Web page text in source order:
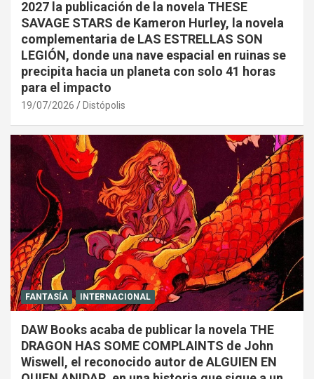
2027 la publicación de la novela THESE
SAVAGE STARS de Kameron Hurley, la novela
complementaria de LAS ESTRELLAS SON
LEGIÓN, donde una nave espacial en ruinas se
precipita hacia un planeta con solo 41 horas
para el impacto
19/07/2026 Distópolis
FANTASÍA INTERNACIONAL
DAW Books acaba de publicar la novela THE
DRAGON HAS SOME COMPLAINTS de John
Wiswell, el reconocido autor de ALGUIEN EN